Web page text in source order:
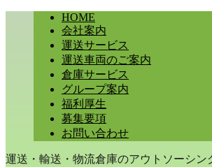
HOME
会社案内
運送サービス
運送車両のご案内
倉庫サービス
グループ案内
福利厚生
募集要項
お問い合わせ
運送・輸送・物流倉庫のアウトソーシン